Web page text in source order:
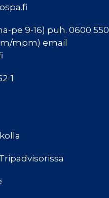
pe 9-16) puh. 0600 550
mpm) email
1